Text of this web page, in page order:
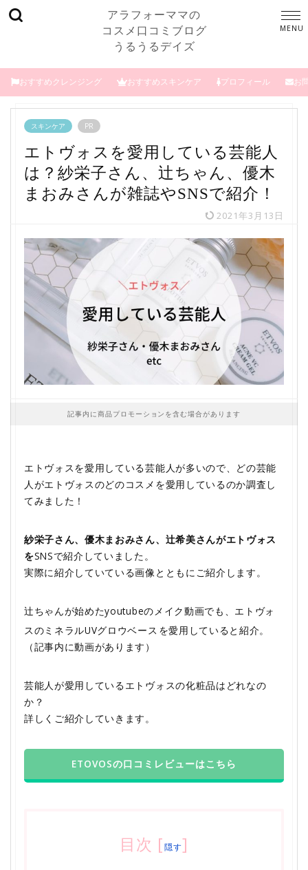
アラフォーママの
コスメ口コミブログ
うるうるデイズ
おすすめクレンジング おすすめスキンケア プロフィール お
スキンケア PR
エトヴォスを愛用している芸能人
は？紗栄子さん、辻ちゃん、優木
まおみさんが雑誌やSNSで紹介！
2021年3月13日
記事内に商品プロモーションを含む場合があります
エトヴォスを愛用している芸能人が多いので、どの芸能
人がエトヴォスのどのコスメを愛用しているのか調査し
てみました！
紗栄子さん、優木まおみさん、辻希美さんがエトヴォス
をSNSで紹介していました。
実際に紹介していている画像とともにご紹介します。
辻ちゃんが始めたyoutubeのメイク動画でも、エトヴォ
スのミネラルUVグロウベース を愛用していると紹介。
（記事内に動画があります）
芸能人が愛用しているエトヴォスの化粧品はどれなの
か？
詳しくご紹介していきます。
ETOVOSの口コミレビューはこちら
目次 [隠す]